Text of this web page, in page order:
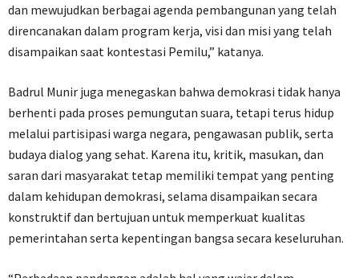
dan mewujudkan berbagai agenda pembangunan yang telah
direncanakan dalam program kerja, visi dan misi yang telah
disampaikan saat kontestasi Pemilu,” katanya.
Badrul Munir juga menegaskan bahwa demokrasi tidak hanya
berhenti pada proses pemungutan suara, tetapi terus hidup
melalui partisipasi warga negara, pengawasan publik, serta
budaya dialog yang sehat. Karena itu, kritik, masukan, dan
saran dari masyarakat tetap memiliki tempat yang penting
dalam kehidupan demokrasi, selama disampaikan secara
konstruktif dan bertujuan untuk memperkuat kualitas
pemerintahan serta kepentingan bangsa secara keseluruhan.